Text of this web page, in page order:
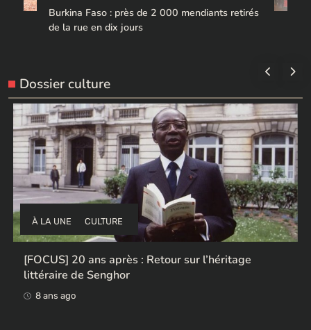
Burkina Faso : près de 2 000 mendiants retirés
de la rue en dix jours
Dossier culture
À LA UNE CULTURE
[FOCUS] 20 ans après : Retour sur l’héritage
littéraire de Senghor
8 ans ago